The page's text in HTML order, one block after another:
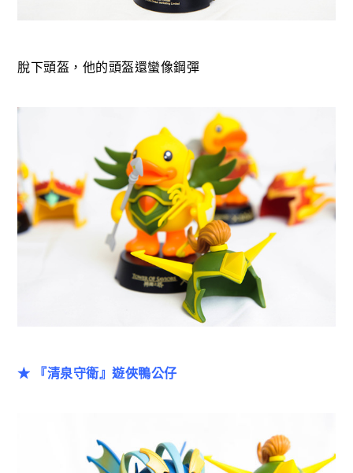
脫下頭盔，他的頭盔還蠻像鋼彈
★ 『清泉守衛』遊俠鴨公仔